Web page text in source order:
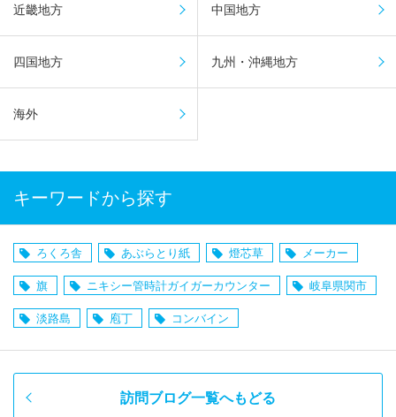
近畿地方 中国地方
四国地方 九州・沖縄地方
海外
キーワードから探す
ろくろ舎 あぶらとり紙 燈芯草 メーカー
旗 ニキシー管時計ガイガーカウンター 岐阜県関市
淡路島 庖丁 コンバイン
訪問ブログ一覧へもどる